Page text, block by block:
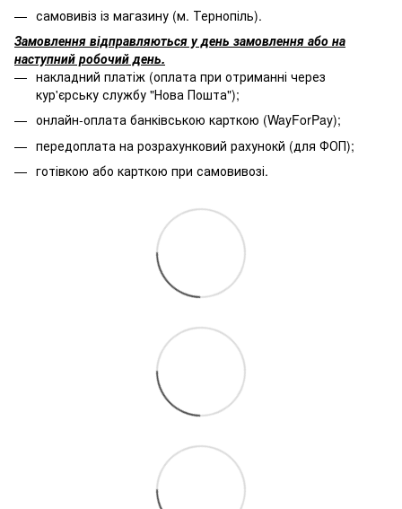
самовивіз із магазину (м. Тернопіль).
Замовлення відправляються у день замовлення або на
наступний робочий день.
накладний платіж (оплата при отриманні через
кур'єрську службу "Нова Пошта");
онлайн-оплата банківською карткою (WayForPay);
передоплата на розрахунковий рахунокй (для ФОП);
готівкою або карткою при самовивозі.